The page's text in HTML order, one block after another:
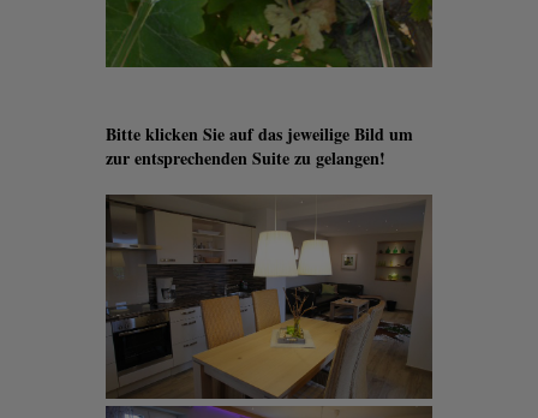
Bitte klicken Sie auf das jeweilige Bild um
zur entsprechenden Suite zu gelangen!